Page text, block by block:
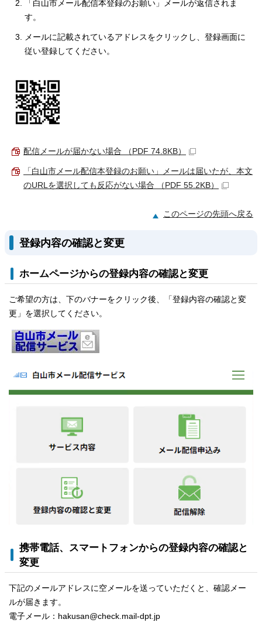
「白山市メール配信本登録のお願い」メールが返信されま
す。
メールに記載されているアドレスをクリックし、登録画面に
従い登録してください。
配信メールが届かない場合 （PDF 74.8KB）
「白山市メール配信本登録のお願い」メールは届いたが、本文
のURLを選択しても反応がない場合 （PDF 55.2KB）
このページの先頭へ戻る
登録内容の確認と変更
ホームページからの登録内容の確認と変更
ご希望の方は、下のバナーをクリック後、「登録内容の確認と変
更」を選択してください。
携帯電話、スマートフォンからの登録内容の確認と
変更
下記のメールアドレスに空メールを送っていただくと、確認メー
ルが届きます。
電子メール：hakusan@check.mail-dpt.jp